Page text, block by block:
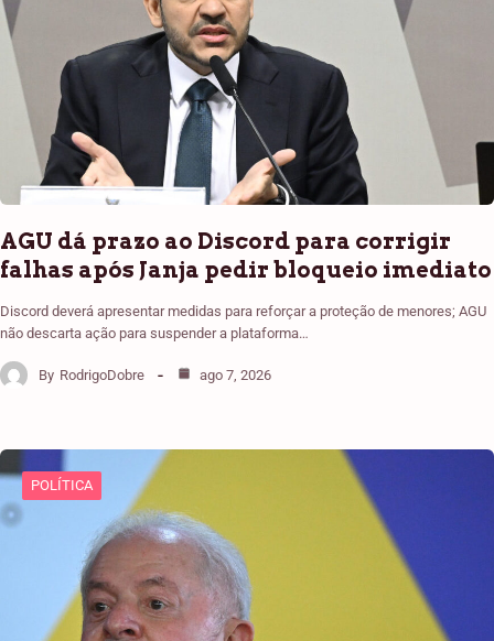
AGU dá prazo ao Discord para corrigir
falhas após Janja pedir bloqueio imediato
Discord deverá apresentar medidas para reforçar a proteção de menores; AGU
não descarta ação para suspender a plataforma…
By RodrigoDobre ago 7, 2026
POLÍTICA